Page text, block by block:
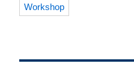
Workshop